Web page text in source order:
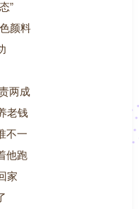
”
颜料
两成
老钱
不一
他跑
家